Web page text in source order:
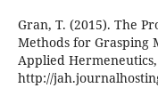
Gran, T. (2015). The
Methods for Grasping
Applied
http://